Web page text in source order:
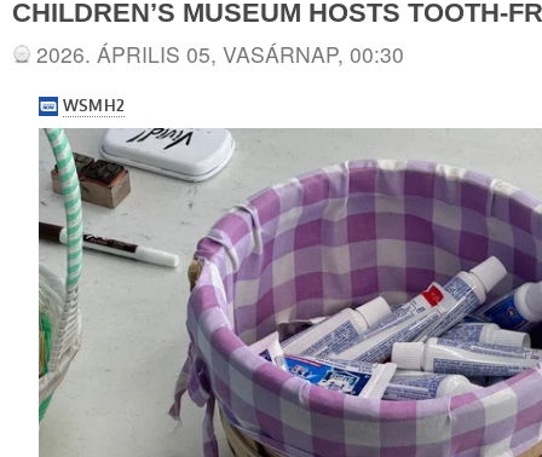
CHILDREN’S MUSEUM HOSTS TOOTH-
2026. ÁPRILIS 05, VASÁRNAP, 00:30